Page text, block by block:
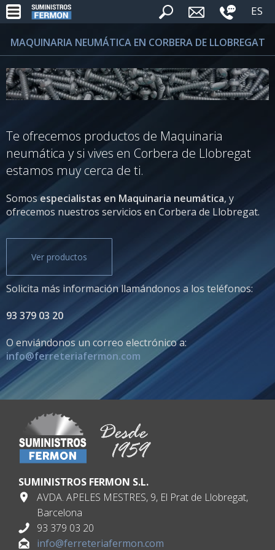
ES
MAQUINARIA NEUMÁTICA EN CORBERA DE LLOBREGAT
Te ofrecemos productos de Maquinaria
neumática y si vives en Corbera de Llobregat
estamos muy cerca de ti.
Somosespecialistas en Maquinaria neumática, y
ofrecemos nuestros servicios en Corbera de Llobregat.
Ver productos
Solicita más información llamándonos a los teléfonos:
93 379 03 20
O enviándonos un correo electrónico a:
info@ferreteriafermon.com
SUMINISTROS FERMON S.L.
AVDA. APELES MESTRES, 9, El Prat de Llobregat,
Barcelona
93 379 03 20
info@ferreteriafermon.com